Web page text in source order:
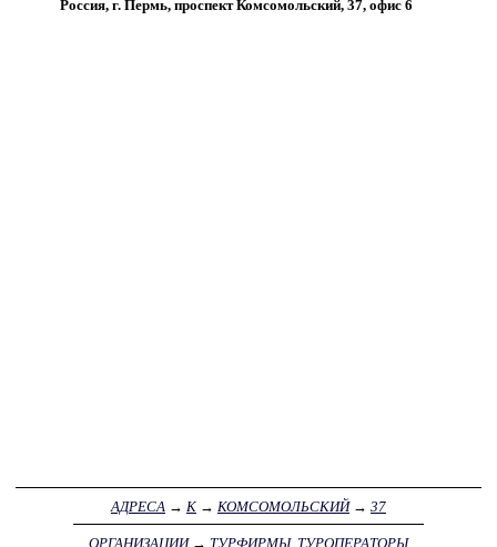
Россия, г. Пермь, проспект Комсомольский, 37, офис 6
АДРЕСА → К → КОМСОМОЛЬСКИЙ→ 37
ОРГАНИЗАЦИИ→ ТУРФИРМЫ, ТУРОПЕРАТОРЫ